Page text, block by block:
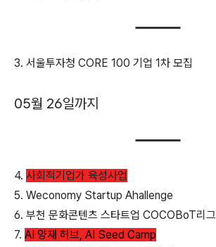
3. 서울투자청 CORE 100 기업 1차 모집
05월 26일까지
4. 사회적기업가 육성사업
5. Weconomy Startup Ahallenge
6. 부천 문화콘텐츠 스타트업 COCOBoT리그
7. AI 양재 허브, AI Seed Camp